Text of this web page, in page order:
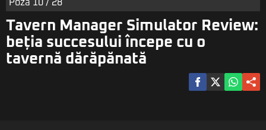
Poza 10 / 28
Tavern Manager Simulator Review:
beția succesului începe cu o
tavernă dărăpănată